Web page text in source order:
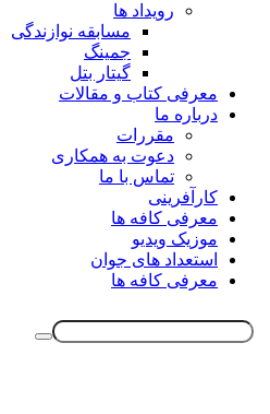
رویداد ها
مسابقه نوازندگی
جمینگ
گیتار بتل
معرفی کتاب و مقالات
درباره ما
مقررات
دعوت به همکاری
تماس با ما
کارآفرینی
معرفی کافه ها
موزیک ویدیو
استعداد های جوان
معرفی کافه ها